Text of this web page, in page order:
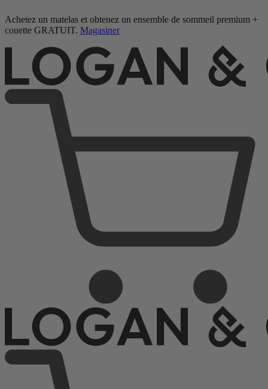
Achetez un matelas et obtenez un ensemble de sommeil premium +
couette GRATUIT. Magasiner